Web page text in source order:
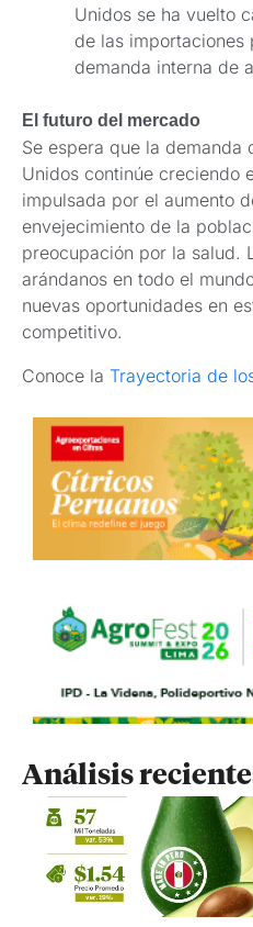
Unidos se ha vuelto
de las importaciones
demanda interna de
El futuro del mercado
Se espera que la demanda
Unidos continúe creciendo
impulsada por el aumento
envejecimiento de la
preocupación por la salud.
arándanos en todo el
nuevas oportunidades en
competitivo.
Conoce la Trayectoria de
Análisis